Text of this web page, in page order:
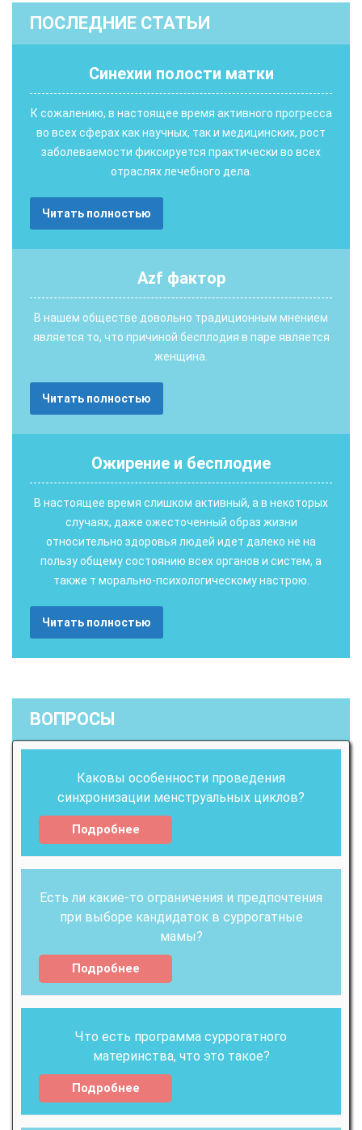
ПОСЛЕДНИЕ СТАТЬИ
Синехии полости матки
К сожалению, в настоящее время активного прогресса
во всех сферах как научных, так и медицинских, рост
заболеваемости фиксируется практически во всех
отраслях лечебного дела.
Читать полностью
Аzf фактор
В нашем обществе довольно традиционным мнением
является то, что причиной бесплодия в паре является
женщина.
Читать полностью
Ожирение и бесплодие
В настоящее время слишком активный, а в некоторых
случаях, даже ожесточенный образ жизни
относительно здоровья людей идет далеко не на
пользу общему состоянию всех органов и систем, а
также т морально-психологическому настрою.
Читать полностью
ВОПРОСЫ
Каковы особенности проведения
синхронизации менструальных циклов?
Подробнее
Есть ли какие-то ограничения и предпочтения
при выборе кандидаток в суррогатные
мамы?
Подробнее
Что есть программа суррогатного
материнства, что это такое?
Подробнее